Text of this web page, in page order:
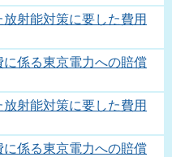
射能対策に要した費用
係る東京電力への賠償
射能対策に要した費用
係る東京電力への賠償